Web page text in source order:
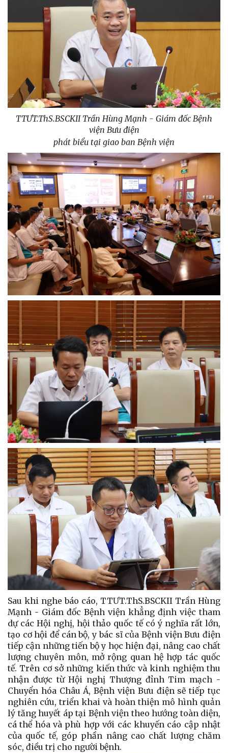
TTƯT.ThS.BSCKII Trần Hùng Mạnh - Giám đốc Bệnh
viện Bưu điện
phát biểu tại giao ban Bệnh viện
Sau khi nghe báo cáo, TTƯT.ThS.BSCKII Trần Hùng
Mạnh - Giám đốc Bệnh viện khẳng định việc tham
dự các Hội nghị, hội thảo quốc tế có ý nghĩa rất lớn,
tạo cơ hội để cán bộ, y bác sĩ của Bệnh viện Bưu điện
tiếp cận những tiến bộ y học hiện đại, nâng cao chất
lượng chuyên môn, mở rộng quan hệ hợp tác quốc
tế. Trên cơ sở những kiến thức và kinh nghiệm thu
nhận được từ Hội nghị Thượng đỉnh Tim mạch -
Chuyển hóa Châu Á, Bệnh viện Bưu điện sẽ tiếp tục
nghiên cứu, triển khai và hoàn thiện mô hình quản
lý tăng huyết áp tại Bệnh viện theo hướng toàn diện,
cá thể hóa và phù hợp với các khuyến cáo cập nhật
của quốc tế, góp phần nâng cao chất lượng chăm
sóc, điều trị cho người bệnh.